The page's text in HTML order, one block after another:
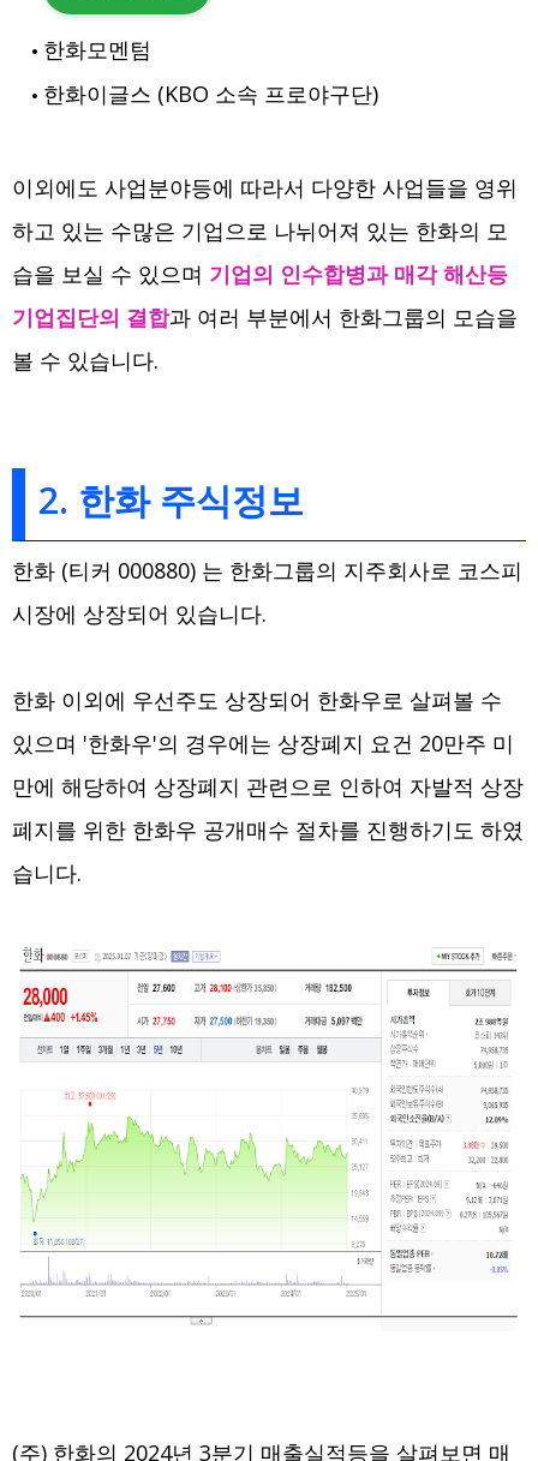
한화모멘텀
한화이글스 (KBO 소속 프로야구단)
이외에도 사업분야등에 따라서 다양한 사업들을 영위
하고 있는 수많은 기업으로 나뉘어져 있는 한화의 모
습을 보실 수 있으며 기업의 인수합병과 매각 해산등
기업집단의 결합과 여러 부분에서 한화그룹의 모습을
볼 수 있습니다.
2. 한화 주식정보
한화 (티커 000880) 는 한화그룹의 지주회사로 코스피
시장에 상장되어 있습니다.
한화 이외에 우선주도 상장되어 한화우로 살펴볼 수
있으며 '한화우'의 경우에는 상장폐지 요건 20만주 미
만에 해당하여 상장폐지 관련으로 인하여 자발적 상장
폐지를 위한 한화우 공개매수 절차를 진행하기도 하였
습니다.
(주) 한화의 2024년 3분기 매출실적등을 살펴보면 매